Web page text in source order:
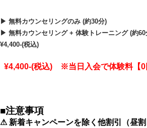
▶ 無料カウンセリングのみ (約30分)
▶ 無料カウンセリング + 体験トレーニング (約60
¥4,400-(税込)
¥4,400-(税込) ※当日入会で体験料【0
■注意事項
⚠ 新着キャンペーンを除く他割引（昼